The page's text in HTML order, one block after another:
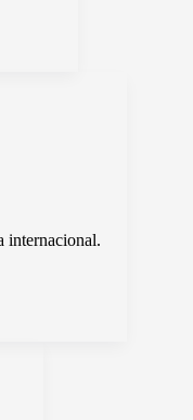
internacional.